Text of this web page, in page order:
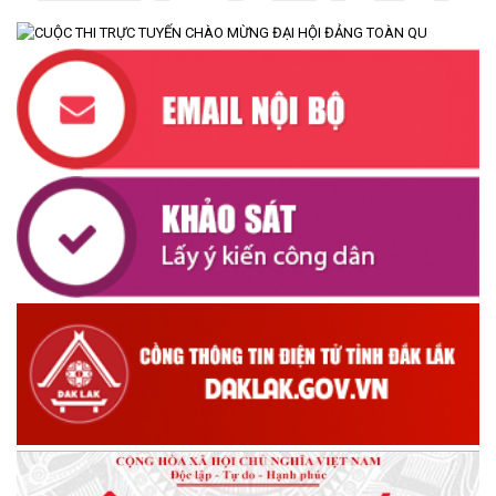
CÔNG TRÌNH THỦY LỢI TRONG MÙA MƯA BÃO
(07/07/2026)
XÃ CƯ M’TA PHÁT ĐỘNG NGÀY AN NINH MẠNG VIỆT NAM NĂM
2026
(07/08/2026)
LỄ VIẾNG NGHĨA TRANG LIỆT SĨ PHỤC VỤ CÔNG TÁC XÁC
ĐỊNH DANH TÍNH HÀI CỐT LIỆT SĨ
(05/08/2026)
UBND XÃ CƯ M’TA CÔNG KHAI DANH MỤC THỦ TỤC HÀNH
CHÍNH THỰC HIỆN MỘT PHẦN
(30/07/2026)
TOÀN TRÌNH THUỘC THẨM QUYỀN GIẢI QUYẾT CỦA UBND XÃ
CƯ M’TA